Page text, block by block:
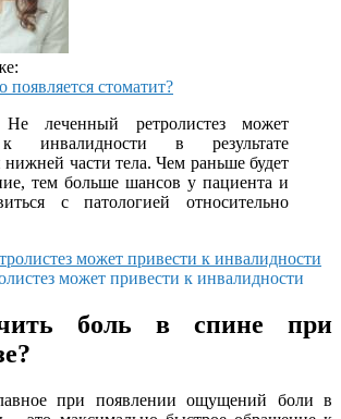
появляется стоматит?
Не леченный ретролистез может
инвалидности в результате
нижней части тела. Чем раньше будет
тем больше шансов у пациента и
с патологией относительно
может привести к инвалидности
боль в спине при
при появлении ощущений боли в